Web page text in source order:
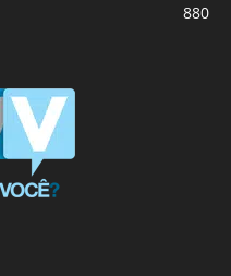
880